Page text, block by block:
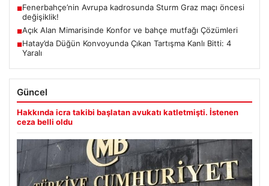
■Fenerbahçe’nin Avrupa kadrosunda Sturm Graz maçı öncesi
değişiklik!
■Açık Alan Mimarisinde Konfor ve bahçe mutfağı Çözümleri
■Hatay’da Düğün Konvoyunda Çıkan Tartışma Kanlı Bitti: 4
Yaralı
Güncel
Hakkında icra takibi başlatan avukatı katletmişti. İstenen
ceza belli oldu